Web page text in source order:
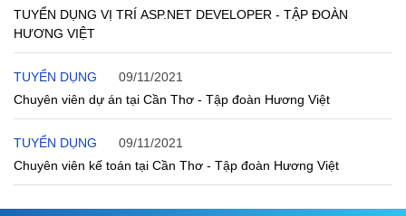
TUYỂN DỤNG VỊ TRÍ ASP.NET DEVELOPER - TẬP ĐOÀN
HƯƠNG VIỆT
TUYỂN DỤNG
09/11/2021
Chuyên viên dự án tại Cần Thơ - Tập đoàn Hương Việt
TUYỂN DỤNG
09/11/2021
Chuyên viên kế toán tại Cần Thơ - Tập đoàn Hương Việt